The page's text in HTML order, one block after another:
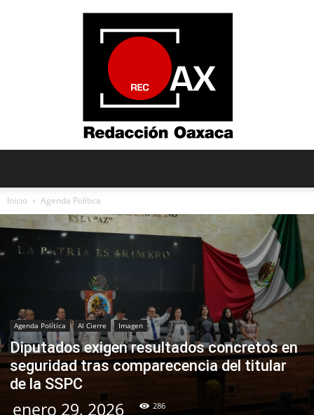
Oaxaca
Inicio Agenda Política
Agenda Política Al Cierre Imagen
Diputados exigen resultados concretos en
seguridad tras comparecencia del titular
de la SSPC
enero 29, 2026 286